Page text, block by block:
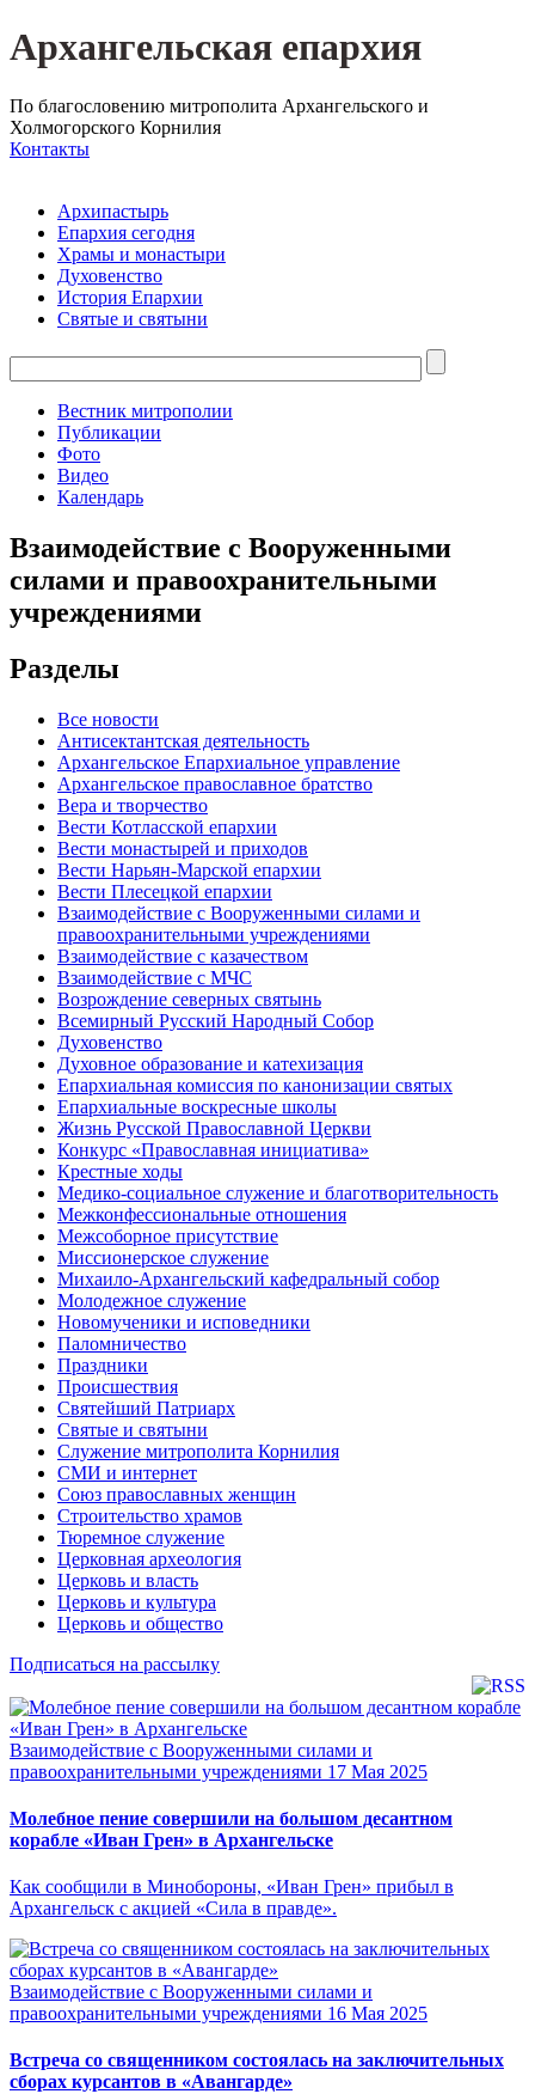
Архангельская епархия
По благословению митрополита Архангельского и
Холмогорского Корнилия
Контакты
Архипастырь
Епархия сегодня
Храмы и монастыри
Духовенство
История Епархии
Святые и святыни
Вестник митрополии
Публикации
Фото
Видео
Календарь
Взаимодействие с Вооруженными
силами и правоохранительными
учреждениями
Разделы
Все новости
Антисектантская деятельность
Архангельское Епархиальное управление
Архангельское православное братство
Вера и творчество
Вести Котласской епархии
Вести монастырей и приходов
Вести Нарьян-Марской епархии
Вести Плесецкой епархии
Взаимодействие с Вооруженными силами и
правоохранительными учреждениями
Взаимодействие с казачеством
Взаимодействие с МЧС
Возрождение северных святынь
Всемирный Русский Народный Собор
Духовенство
Духовное образование и катехизация
Епархиальная комиссия по канонизации святых
Епархиальные воскресные школы
Жизнь Русской Православной Церкви
Конкурс «Православная инициатива»
Крестные ходы
Медико-социальное служение и благотворительность
Межконфессиональные отношения
Межсоборное присутствие
Миссионерское служение
Михаило-Архангельский кафедральный собор
Молодежное служение
Новомученики и исповедники
Паломничество
Праздники
Происшествия
Святейший Патриарх
Святые и святыни
Служение митрополита Корнилия
СМИ и интернет
Союз православных женщин
Строительство храмов
Тюремное служение
Церковная археология
Церковь и власть
Церковь и культура
Церковь и общество
Подписаться на рассылку
Взаимодействие с Вооруженными силами и
правоохранительными учреждениями 17 Мая 2025
Молебное пение совершили на большом десантном
корабле «Иван Грен» в Архангельске
Как сообщили в Минобороны, «Иван Грен» прибыл в
Архангельск с акцией «Сила в правде».
Взаимодействие с Вооруженными силами и
правоохранительными учреждениями 16 Мая 2025
Встреча со священником состоялась на заключительных
сборах курсантов в «Авангарде»